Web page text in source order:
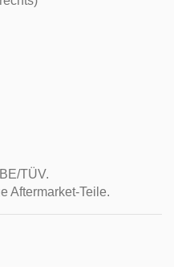
TÜV.
Aftermarket-Teile.